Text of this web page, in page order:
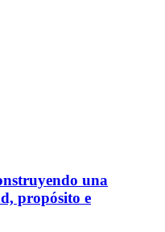
una
propósito e